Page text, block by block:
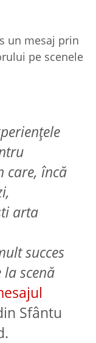
un mesaj prin
pe scenele
care, încă
arta
succes
scenă
Sfântu